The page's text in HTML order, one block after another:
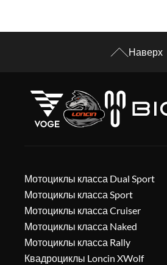
Наверх
Мотоциклы класса Dual Sport
Мотоциклы класса Sport
Мотоциклы класса Cruiser
Мотоциклы класса Naked
Мотоциклы класса Rally
Квадроциклы Loncin XWolf